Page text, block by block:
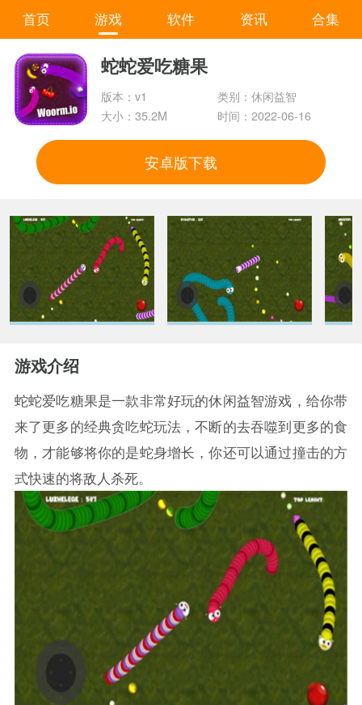
首页 游戏 软件 资讯 合集
蛇蛇爱吃糖果
版本：v1
类别：休闲益智
大小：35.2M
时间：2022-06-16
安卓版下载
游戏介绍
蛇蛇爱吃糖果是一款非常好玩的休闲益智游戏，给你带
来了更多的经典贪吃蛇玩法，不断的去吞噬到更多的食
物，才能够将你的是蛇身增长，你还可以通过撞击的方
式快速的将敌人杀死。